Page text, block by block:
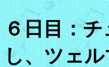
６日目：
し、ツェ